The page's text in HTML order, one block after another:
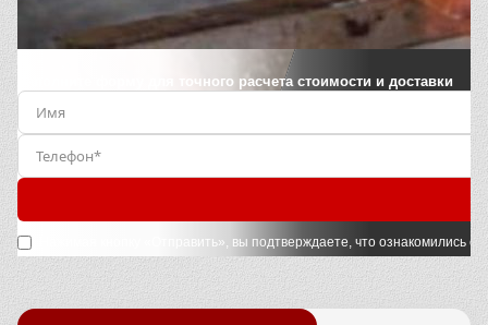
Заполните форму для точного расчета стоимости и доставки
Нажимая кнопку «Отправить», вы подтверждаете, что ознакомились с